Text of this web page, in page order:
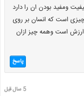
ومفید بودن ان را دارد
است که انسان بر روی
است وهمه چیز ازان
پاسخ
5 سال قبل